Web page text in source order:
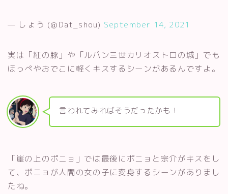
— しょう (@Dat_shou) September 14, 2021
実は「紅の豚」や「ルパン三世カリオストロの城」でも
ほっぺやおでこに軽くキスするシーンがあるんですよ。
言われてみればそうだったかも！
「崖の上のポニョ」では最後にポニョと宗介がキスをし
て、ポニョが人間の女の子に変身するシーンがありまし
たね。